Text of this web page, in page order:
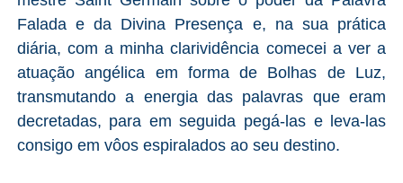
Falada e da Divina Presença e, na sua prática
diária, com a minha clarividência comecei a ver a
atuação angélica em forma de Bolhas de Luz,
transmutando a energia das palavras que eram
decretadas, para em seguida pegá-las e leva-las
consigo em vôos espiralados ao seu destino.